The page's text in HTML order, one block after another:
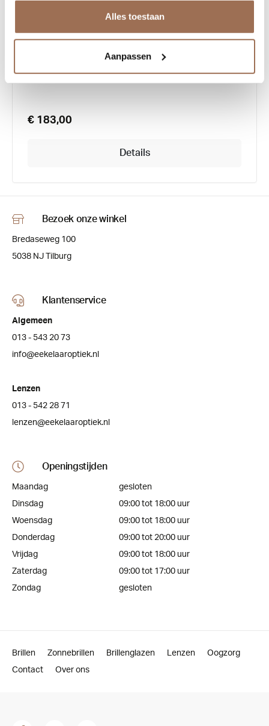
Alles toestaan
Aanpassen
€ 183,00
Details
Bezoek onze winkel
Bredaseweg 100
5038 NJ Tilburg
Klantenservice
Algemeen
013 - 543 20 73
info@eekelaaroptiek.nl
Lenzen
013 - 542 28 71
lenzen@eekelaaroptiek.nl
Openingstijden
Maandag
gesloten
Dinsdag
09:00 tot 18:00 uur
Woensdag
09:00 tot 18:00 uur
Donderdag
09:00 tot 20:00 uur
Vrijdag
09:00 tot 18:00 uur
Zaterdag
09:00 tot 17:00 uur
Zondag
gesloten
Brillen Zonnebrillen Brillenglazen Lenzen
Oogzorg
Contact
Over ons